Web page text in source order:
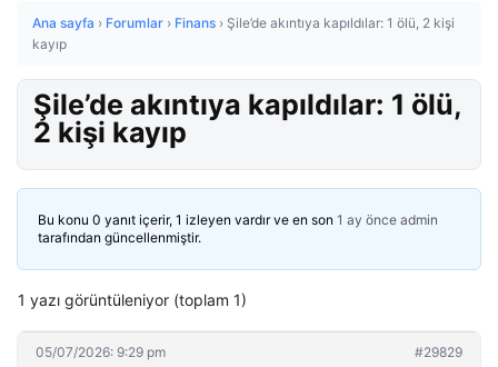
Ana sayfa › Forumlar › Finans › Şile’de akıntıya kapıldılar: 1 ölü, 2 kişi
kayıp
Şile’de akıntıya kapıldılar: 1 ölü,
2 kişi kayıp
Bu konu 0 yanıt içerir, 1 izleyen vardır ve en son 1 ay önce admin
tarafından güncellenmiştir.
1 yazı görüntüleniyor (toplam 1)
05/07/2026: 9:29 pm #29829